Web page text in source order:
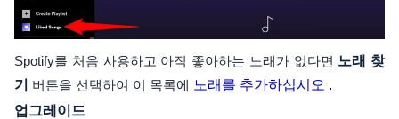
Spotify를 처음 사용하고 아직 좋아하는 노래가 없다면 노래 찾
기
버튼을 선택하여 이 목록에 노래를 추가하십시오 .
업그레이드